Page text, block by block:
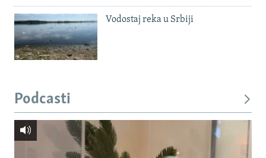
Vodostaj reka u Srbiji
Podcasti